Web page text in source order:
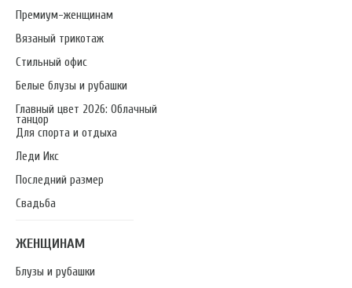
Премиум-женщинам
Вязаный трикотаж
Стильный офис
Белые блузы и рубашки
Главный цвет 2026: Облачный
танцор
Для спорта и отдыха
Леди Икс
Последний размер
Свадьба
ЖЕНЩИНАМ
Блузы и рубашки